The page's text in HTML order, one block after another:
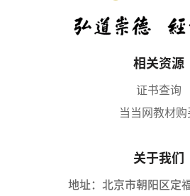
相关资源
证书查询
当当网教材购
关于我们
地址：北京市朝阳区定